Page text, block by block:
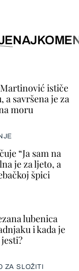
ističe
a savršena je za
moru
“Ja sam na
je za ljeto, a
špici
lubenica
i kada je
ZA SLOŽITI